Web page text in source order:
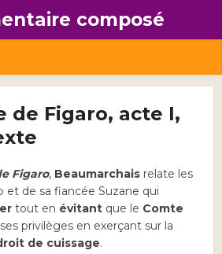
composé
de Figaro, acte I,
Figaro, Beaumarchais relate les
et de sa fiancée Suzane qui
tout en évitant que le Comte
privilèges en exerçant sur la
de cuissage.